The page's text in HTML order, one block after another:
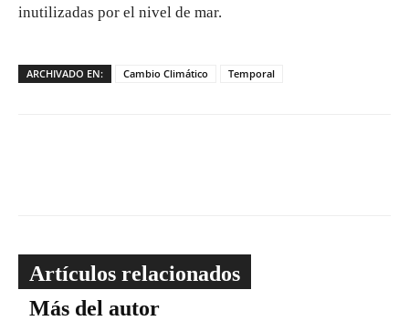
inutilizadas por el nivel de mar.
ARCHIVADO EN: Cambio Climático Temporal
Artículos relacionados
Más del autor